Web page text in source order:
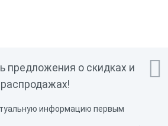

предложения о скидках и
распродажах!
информацию первым